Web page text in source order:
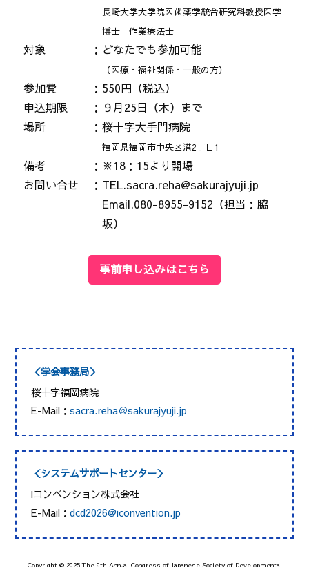
長崎大学大学院医歯薬学統合研究科教授医学
博士 作業療法士
対象 どなたでも参加可能
（医療・福祉関係・一般の方）
参加費
550円（税込）
申込期限
９月25日（木）まで
場所
桜十字大手門病院
福岡県福岡市中央区港2丁目1
備考
※18：15より開場
お問い合せ
TEL.sacra.reha@sakurajyuji.jp
Email.080-8955-9152（担当：脇
坂）
事前申し込みはこちら
＜学会事務局＞
桜十字福岡病院
E-Mail： sacra.reha＠sakurajyuji.jp
＜システムサポートセンター＞
iコンベンション株式会社
E-Mail： dcd2026@iconvention.jp
Copyright © 2025 The 9th Annual Congress of Japanese Society of Developmental